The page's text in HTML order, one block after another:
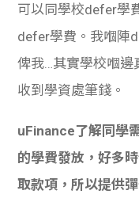
可以同學校defer學
defer學費。我嗰陣
俾我…其實學校嗰邊
收到學資處筆錢。
uFinance了解同學
的學費發放，好多
取款項，所以提供